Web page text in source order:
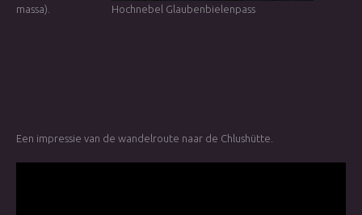
Hochnebel Glaubenbielenpass
massa).
Een impressie van de wandelroute naar de Chlushütte.